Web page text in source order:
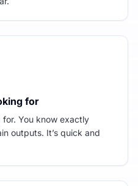
for
for. You know exactly
outputs. It’s quick and